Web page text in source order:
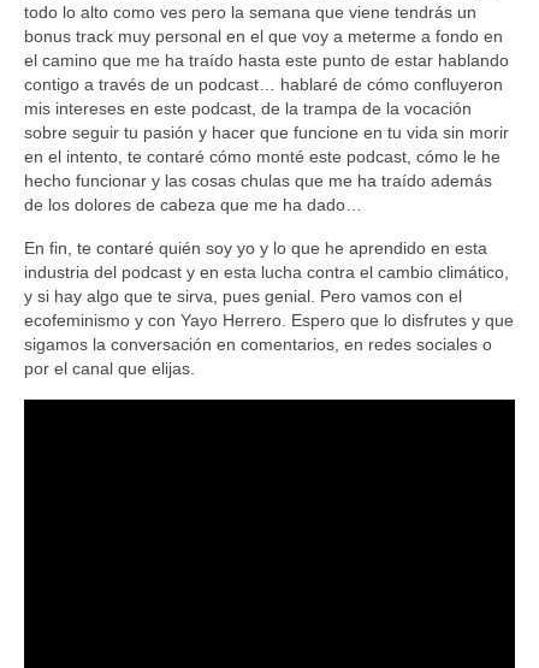
todo lo alto como ves pero la semana que viene tendrás un
bonus track muy personal en el que voy a meterme a fondo en
el camino que me ha traído hasta este punto de estar hablando
contigo a través de un podcast… hablaré de cómo confluyeron
mis intereses en este podcast, de la trampa de la vocación
sobre seguir tu pasión y hacer que funcione en tu vida sin morir
en el intento, te contaré cómo monté este podcast, cómo le he
hecho funcionar y las cosas chulas que me ha traído además
de los dolores de cabeza que me ha dado…
En fin, te contaré quién soy yo y lo que he aprendido en esta
industria del podcast y en esta lucha contra el cambio climático,
y si hay algo que te sirva, pues genial. Pero vamos con el
ecofeminismo y con Yayo Herrero. Espero que lo disfrutes y que
sigamos la conversación en comentarios, en redes sociales o
por el canal que elijas.